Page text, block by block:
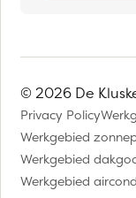
© 2026 De
Privacy Policy
Werkgebied
Werkgebied
Werkgebied